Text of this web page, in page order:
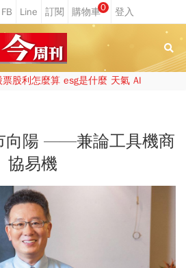
0
票股利怎麼算 esg是什麼 天氣 AI
向陽 ——兼論工具機商
協易機